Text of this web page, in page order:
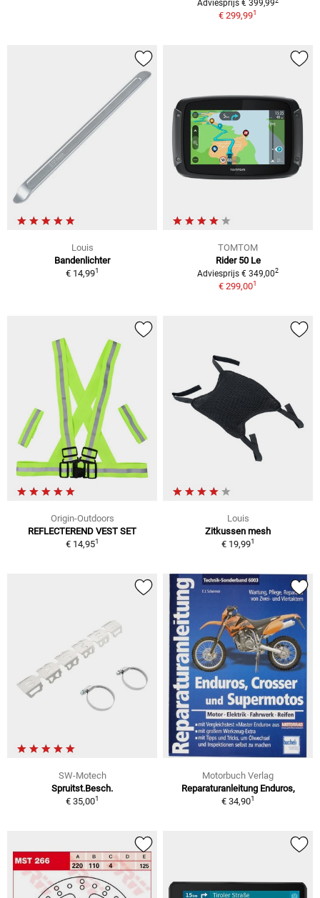
Adviesprijs € 399,99
€ 299,991
Louis
Bandenlichter
€ 14,991
TOMTOM
Rider 50 Le
Adviesprijs € 349,002
€ 299,001
Origin-Outdoors
REFLECTEREND VEST SET
€ 14,951
Louis
Zitkussen mesh
€ 19,991
SW-Motech
Spruitst.Besch.
€ 35,001
Motorbuch Verlag
Reparaturanleitung Enduros,
€ 34,901